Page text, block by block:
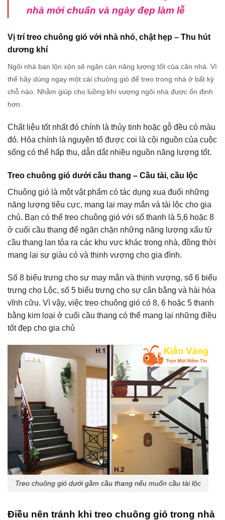
nhà mới chuẩn và ngày đẹp làm lễ
Vị trí treo chuông gió với nhà nhỏ, chật hẹp – Thu hút
dương khí
Ngôi nhà bạn lộn xộn sẽ ngăn cản năng lượng tốt của căn nhà. Vì
thế hãy dùng ngay một cái chuông gió để treo trong nhà ở bất kỳ
chỗ nào. Nhằm giúp cho luồng khí vượng ngôi nhà được ổn định
hơn.
Chất liệu tốt nhất đó chính là thủy tinh hoặc gỗ đều có màu
đỏ. Hỏa chính là nguyên tố được coi là cội nguồn của cuộc
sống có thể hấp thu, dẫn dắt nhiều nguồn năng lượng tốt.
Treo chuông gió dưới cầu thang – Cầu tài, cầu lộc
Chuông gió là một vật phẩm có tác dụng xua đuổi những
năng lượng tiêu cực, mang lại may mắn và tài lộc cho gia
chủ. Bạn có thể treo chuông gió với số thanh là 5,6 hoặc 8
ở cuối cầu thang để ngăn chặn những năng lượng xấu từ
cầu thang lan tỏa ra các khu vực khác trong nhà, đồng thời
mang lại sự giàu có và thịnh vượng cho gia đình.
Số 8 biểu trưng cho sự may mắn và thịnh vượng, số 6 biểu
trưng cho Lộc, số 5 biểu trưng cho sự cân bằng và hài hòa
vĩnh cữu. Vì vậy, việc treo chuông gió có 8, 6 hoặc 5 thanh
bằng kim loại ở cuối cầu thang có thể mang lại những điều
tốt đẹp cho gia chủ
Treo chuông gió dưới gầm cầu thang nếu muốn cầu tài lộc
Điều nên tránh khi treo chuông gió trong nhà